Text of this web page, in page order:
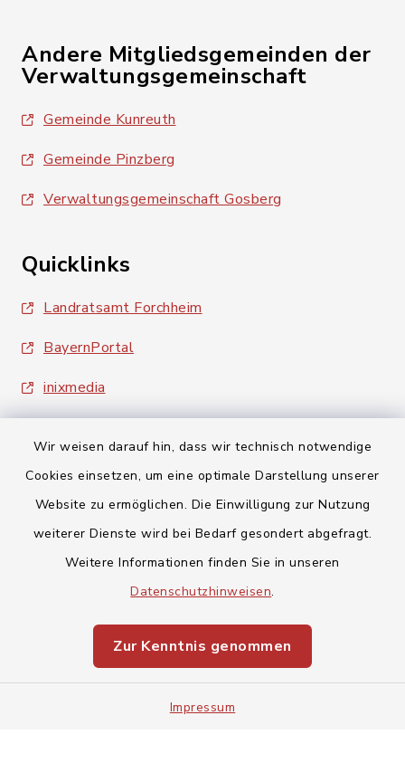
Wir weisen darauf hin, dass wir technisch notwendige
Cookies einsetzen, um eine optimale Darstellung unserer
Website zu ermöglichen. Die Einwilligung zur Nutzung
weiterer Dienste wird bei Bedarf gesondert abgefragt.
Weitere Informationen finden Sie in unseren
Datenschutzhinweisen.
Zur Kenntnis genommen
Impressum
Andere Mitgliedsgemeinden der
Verwaltungsgemeinschaft
Gemeinde Kunreuth
Gemeinde Pinzberg
Verwaltungsgemeinschaft Gosberg
Quicklinks
Landratsamt Forchheim
BayernPortal
inixmedia
Barrierefreiheit
Impressum
Sitemap